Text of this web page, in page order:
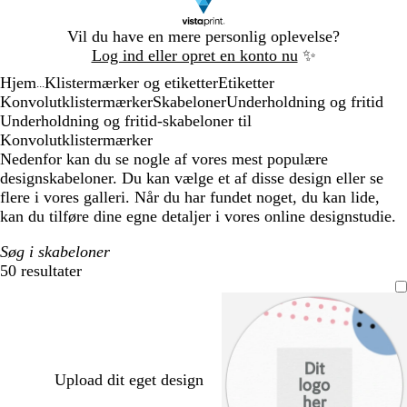
Vil du have en mere personlig oplevelse?
Log ind eller opret en konto nu ✨
1
Hjem Klistermærker og etiketterEtiketter
KonvolutklistermærkerSkabelonerUnderholdning og fritid
Underholdning og fritid-skabeloner til
Konvolutklistermærker
Nedenfor kan du se nogle af vores mest populære
designskabeloner. Du kan vælge et af disse design eller se
flere i vores galleri. Når du har fundet noget, du kan lide,
kan du tilføre dine egne detaljer i vores online designstudie.
Søg i skabeloner
50 resultater
Filtre
Upload dit eget design